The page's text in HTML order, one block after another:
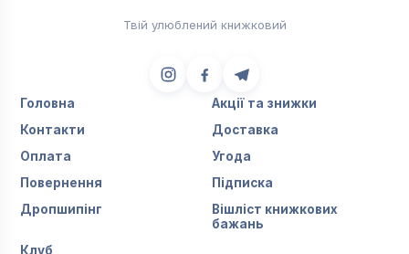
Твій улюблений книжковий
Головна
Акції та знижки
Контакти
Доставка
Оплата
Угода
Повернення
Підписка
Дропшипінг
Вішліст книжкових
бажань
Клуб